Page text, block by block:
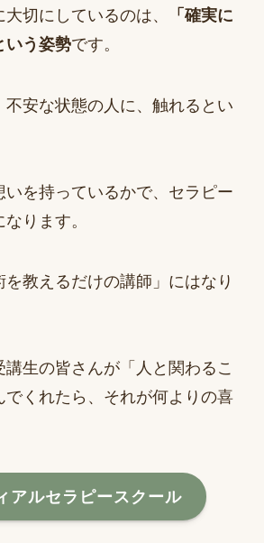
切にしているのは、
「確実に
いう姿勢です。
不安な状態の人に、触れるとい
いを持っているかで、セラピー
ります。
教えるだけの講師」にはなり
生の皆さんが「人と関わるこ
でくれたら、それが何よりの喜
アルセラピースクール